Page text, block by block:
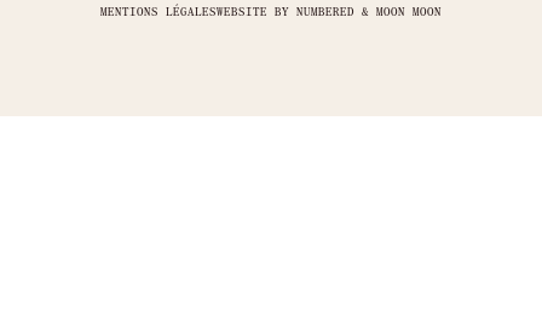
MENTIONS LÉGALESWEBSITE BY NUMBERED & MOON MOON